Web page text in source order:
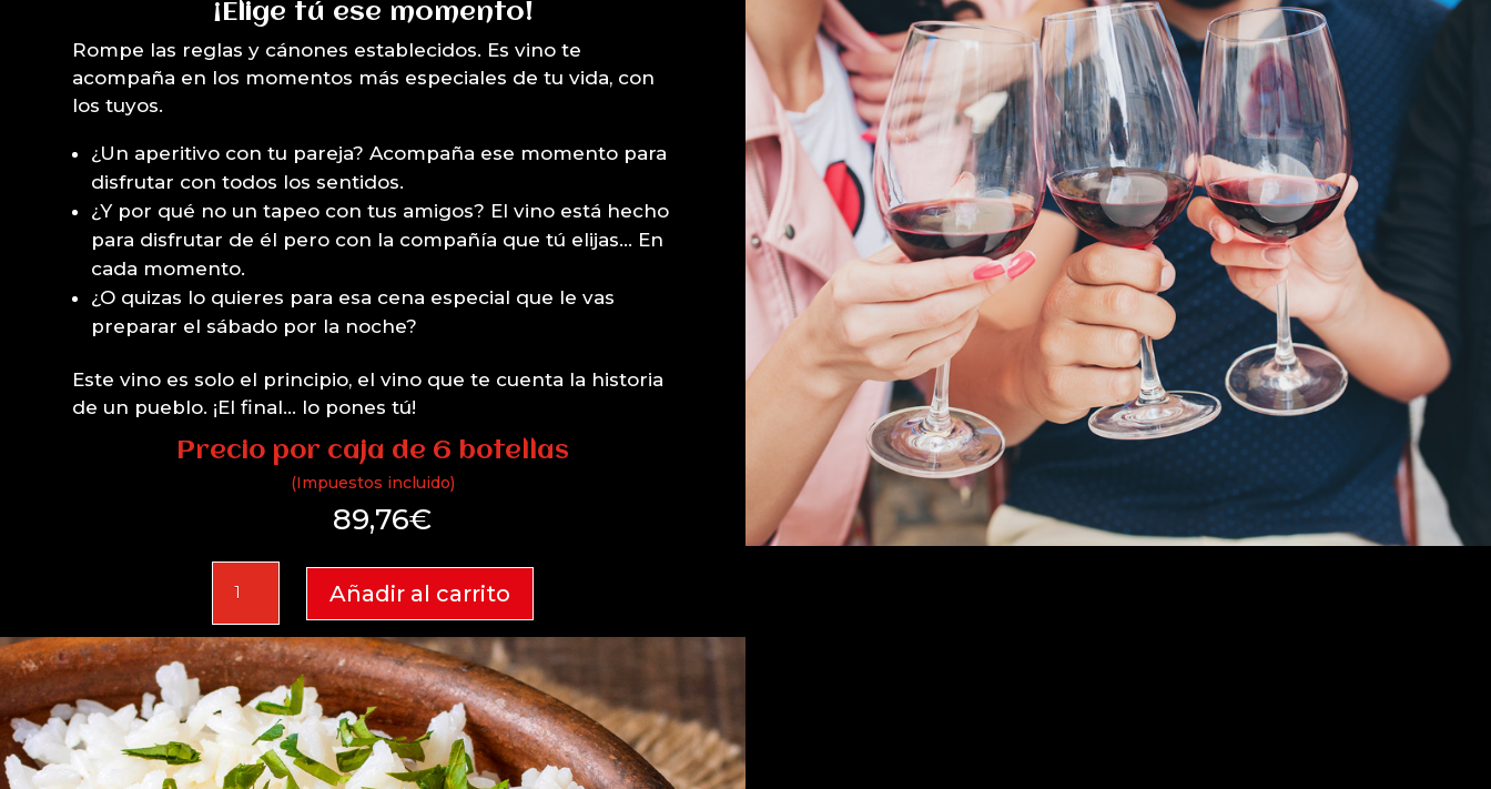
¡Elige tú ese momento!
Rompe las reglas y cánones establecidos. Es vino te
acompaña en los momentos más especiales de tu vida, con
los tuyos.
¿Un aperitivo con tu pareja? Acompaña ese momento para
disfrutar con todos los sentidos.
¿Y por qué no un tapeo con tus amigos? El vino está hecho
para disfrutar de él pero con la compañía que tú elijas… En
cada momento.
¿O quizas lo quieres para esa cena especial que le vas
preparar el sábado por la noche?
Este vino es solo el principio, el vino que te cuenta la historia
de un pueblo. ¡El final… lo pones tú!
Precio por caja de 6 botellas
(Impuestos incluido)
89,76€
2024
Estuche-
Caja
6
ud
cantidad
Añadir al carrito